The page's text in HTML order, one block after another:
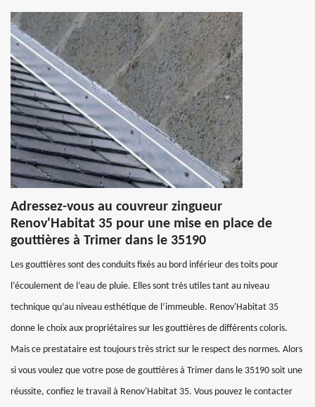
Adressez-vous au couvreur zingueur
Renov'Habitat 35 pour une mise en place de
gouttières à Trimer dans le 35190
Les gouttières sont des conduits fixés au bord inférieur des toits pour
l’écoulement de l’eau de pluie. Elles sont très utiles tant au niveau
technique qu’au niveau esthétique de l’immeuble. Renov'Habitat 35
donne le choix aux propriétaires sur les gouttières de différents coloris.
Mais ce prestataire est toujours très strict sur le respect des normes. Alors
si vous voulez que votre pose de gouttières à Trimer dans le 35190 soit une
réussite, confiez le travail à Renov'Habitat 35. Vous pouvez le contacter